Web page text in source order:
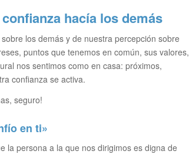
hacía los demás
los demás y de nuestra percepción sobre
puntos que tenemos en común, sus valores,
nos sentimos como en casa: próximos,
confianza se activa.
seguro!
en ti»
la persona a la que nos dirigimos es digna de